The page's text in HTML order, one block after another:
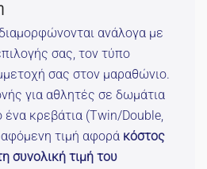
ανάλογα με
σας, τον τύπο
σας στον μαραθώνιο.
για αθλητές σε δωμάτια
κρεβάτια (Twin/Double,
τιμή αφορά κόστος
συνολική τιμή του